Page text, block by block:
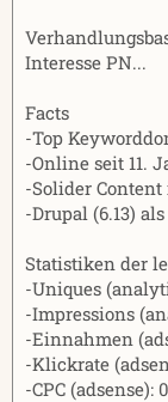
Interesse PN...
Facts
-Top
-Online seit 11.
-Solider
-Drupal (6.13)
Statistiken der
-Uniques
-Impressions
-Einnahmen
-Klickrate
-CPC (adsense):